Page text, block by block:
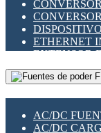
RELÉS
RELÉS DE
RELÉS DE
RELÉS
RELÉS
SENSORES
SWITCH Y
TARJETAS PI
ETHERNET
EXTENSOR
GATEWAY
GESTIÓN
PLACAS
SWITCHES
AC/DC
AC/DC